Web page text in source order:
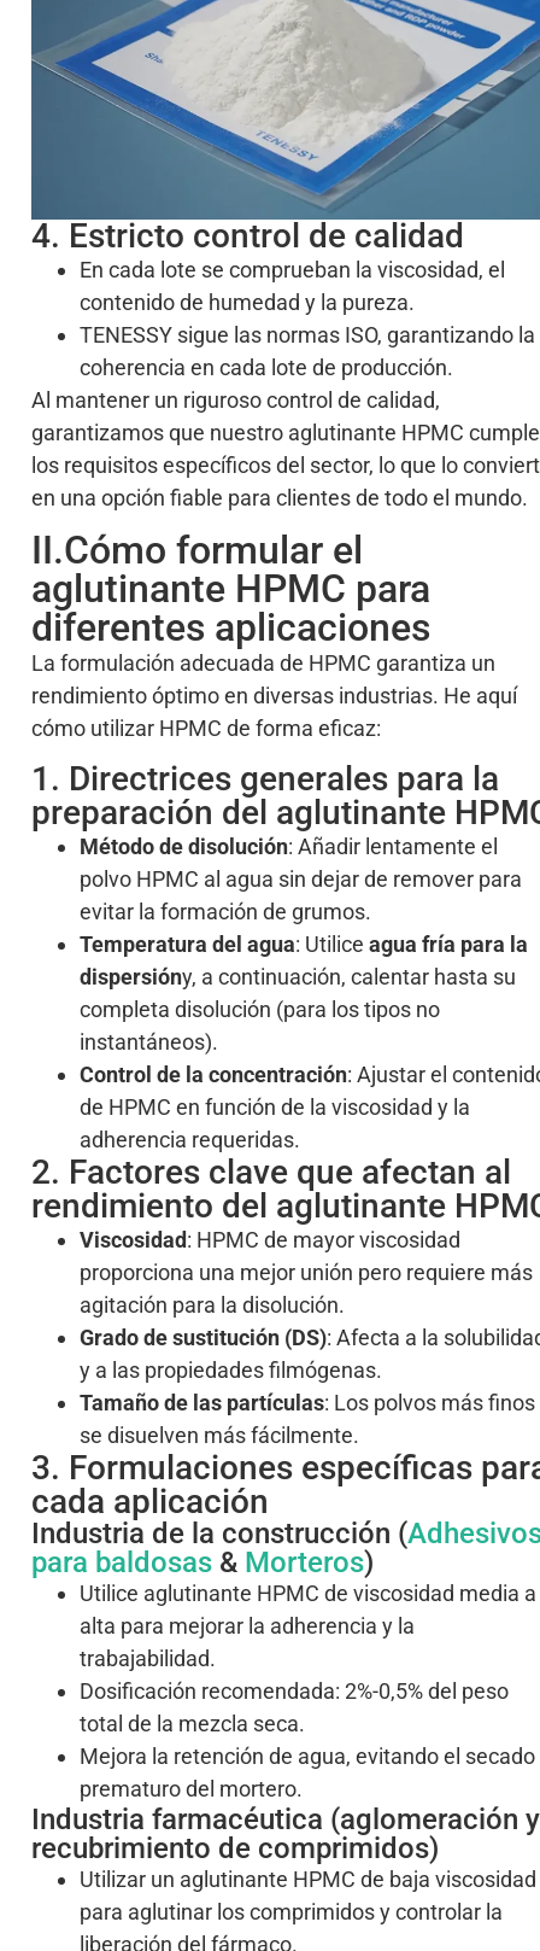
4. Estricto control de calidad
En cada lote se comprueban la viscosidad, el
contenido de humedad y la pureza.
TENESSY sigue las normas ISO, garantizando la
coherencia en cada lote de producción.
Al mantener un riguroso control de calidad,
garantizamos que nuestro aglutinante HPMC cumple
los requisitos específicos del sector, lo que lo
en una opción fiable para clientes de todo el mundo.
II.Cómo formular el
aglutinante HPMC para
diferentes aplicaciones
La formulación adecuada de HPMC garantiza un
rendimiento óptimo en diversas industrias. He aquí
cómo utilizar HPMC de forma eficaz:
1. Directrices generales para la
preparación del aglutinante
Método de disolución: Añadir lentamente el
polvo HPMC al agua sin dejar de remover para
evitar la formación de grumos.
Temperatura del agua: Utilice agua fría para la
dispersióny, a continuación, calentar hasta su
completa disolución (para los tipos no
instantáneos).
Control de la concentración: Ajustar el
de HPMC en función de la viscosidad y la
adherencia requeridas.
2. Factores clave que afectan al
rendimiento del aglutinante
Viscosidad: HPMC de mayor viscosidad
proporciona una mejor unión pero requiere más
agitación para la disolución.
Grado de sustitución (DS): Afecta a la
y a las propiedades filmógenas.
Tamaño de las partículas: Los polvos más finos
se disuelven más fácilmente.
3. Formulaciones específicas
cada aplicación
Industria de la construcción (
para baldosas & Morteros)
Utilice aglutinante HPMC de viscosidad media a
alta para mejorar la adherencia y la
trabajabilidad.
Dosificación recomendada: 2%-0,5% del peso
total de la mezcla seca.
Mejora la retención de agua, evitando el secado
prematuro del mortero.
Industria farmacéutica (aglomeración y
recubrimiento de comprimidos)
Utilizar un aglutinante HPMC de baja viscosidad
para aglutinar los comprimidos y controlar la
liberación del fármaco.